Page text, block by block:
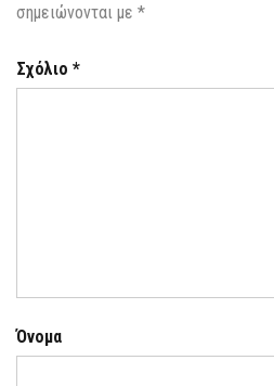
σημειώνονται με *
Σχόλιο *
Όνομα